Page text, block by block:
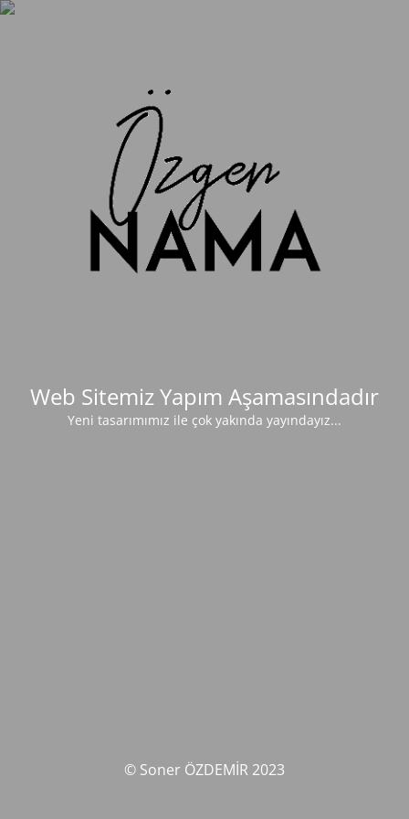
Web Sitemiz Yapım Aşamasındadır
Yeni tasarımımız ile çok yakında yayındayız...
© Soner ÖZDEMİR 2023